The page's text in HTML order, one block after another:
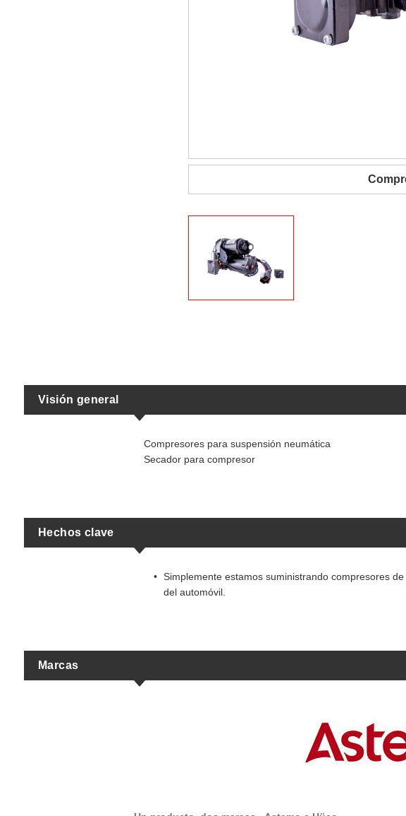
Visión general
Compresores para suspensión neumática
Secador para compresor
Hechos clave
Simplemente estamos suministrando compresores
del automóvil.
Marcas